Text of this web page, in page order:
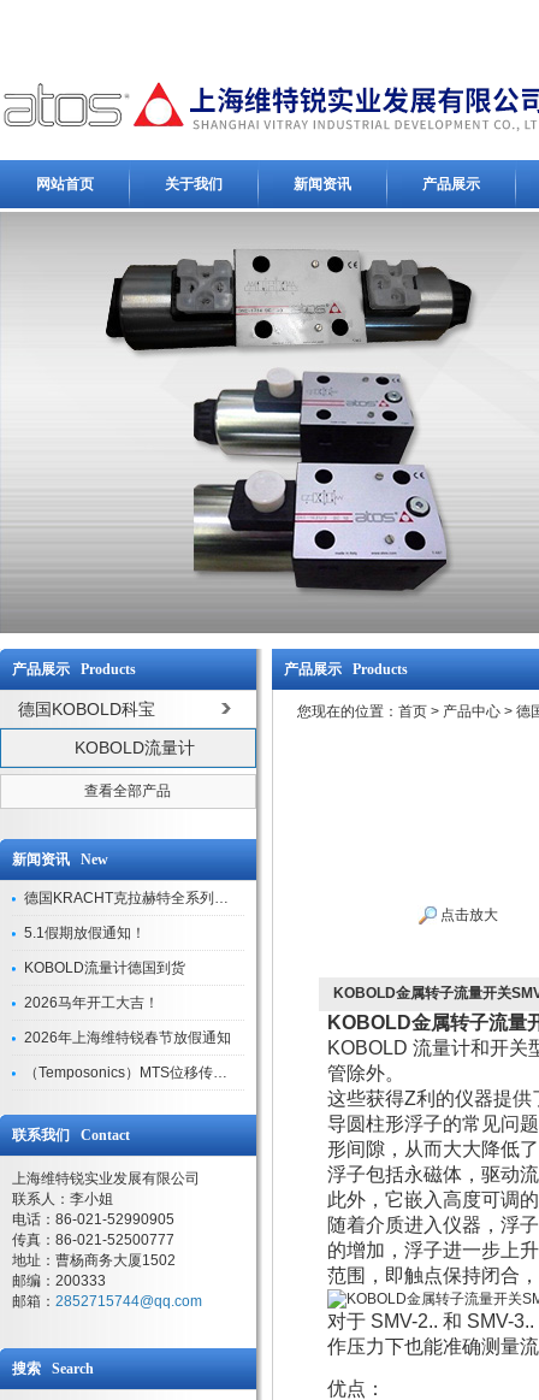
网站首页 关于我们 新闻资讯 产品展示
产品展示 Products
德国KOBOLD科宝
KOBOLD流量计
查看全部产品
新闻资讯 New
德国KRACHT克拉赫特全系列现货库存
5.1假期放假通知！
KOBOLD流量计德国到货
2026马年开工大吉！
2026年上海维特锐春节放假通知
（Temposonics）MTS位移传感器现货库存型号
联系我们 Contact
上海维特锐实业发展有限公司
联系人：李小姐
电话：86-021-52990905
传真：86-021-52500777
地址：曹杨商务大厦1502
邮编：200333
邮箱： 2852715744@qq.com
搜索 Search
产品展示 Products
您现在的位置： 首页 > 产品中心 > 德
点击放大
KOBOLD金属转子流量开关
KOBOLD金属转子流量
KOBOLD 流量计和开关
管除外。
这些获得Z利的仪器提
导圆柱形浮子的常见问
形间隙，从而大大降低
浮子包括永磁体，驱动
此外，它嵌入高度可调
随着介质进入仪器，浮
的增加，浮子进一步上
范围，即触点保持闭合
对于 SMV-2.. 和 SMV-
作压力下也能准确测量
优点：